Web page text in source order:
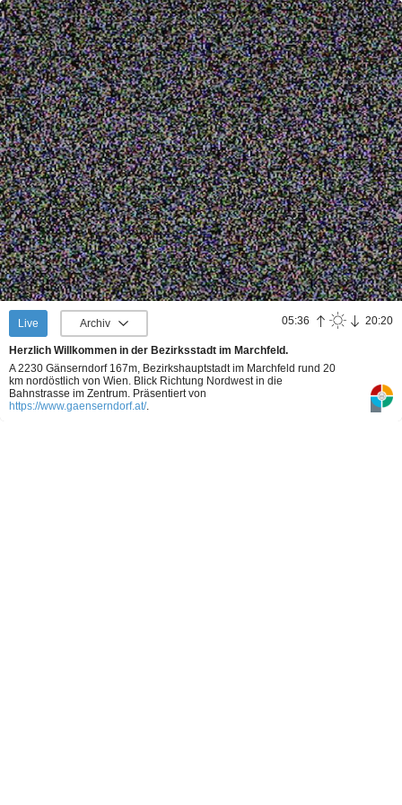
Live Archiv 05:36 20:20
Herzlich Willkommen in der Bezirksstadt im Marchfeld.
A 2230 Gänserndorf 167m, Bezirkshauptstadt im Marchfeld rund 20
km nordöstlich von Wien. Blick Richtung Nordwest in die
Bahnstrasse im Zentrum. Präsentiert von
https://www.gaenserndorf.at/.